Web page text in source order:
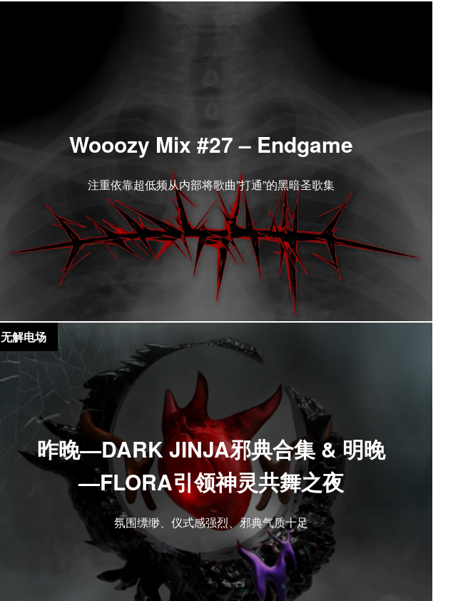
Wooozy Mix #27 – Endgame
注重依靠超低频从内部将歌曲”打通”的黑暗圣歌集
昨晚—DARK JINJA邪典合集 & 明晚
—FLORA引领神灵共舞之夜
氛围缥缈、仪式感强烈、邪典气质十足
无解电场